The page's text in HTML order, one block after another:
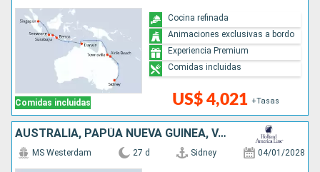
Comidas incluidas US$ 4,021 +Tasas
Cocina refinada
Animaciones exclusivas a bordo
Experiencia Premium
Comidas incluidas
AUSTRALIA, PAPÚA NUEVA GUINEA, VANUATU, FIDJI (ISLAS), TONGA, NUEVA ZELANDA
MS Westerdam 27 d Sidney 04/01/2028